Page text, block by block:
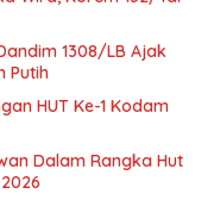
1308/LB Ajak
Putih
HUT Ke-1 Kodam
Dalam Rangka Hut